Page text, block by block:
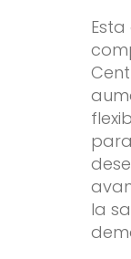
la